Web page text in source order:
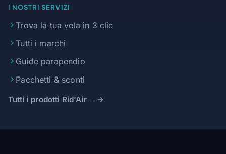
I NOSTRI SERVIZI
Trova la tua vela in 3 clic
Tutti i marchi
Guide parapendio
Pacchetti & sconti
Tutti i prodotti Rid'Air →